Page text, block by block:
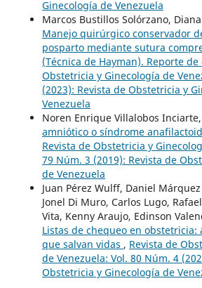
Ginecología de Venezuela
Marcos Bustillos Solórzano,
Manejo quirúrgico conservador
posparto mediante sutura
(Técnica de Hayman). Reporte de
Obstetricia y Ginecología de
(2023): Revista de Obstetricia y
Venezuela
Noren Enrique Villalobos Inciarte,
amniótico o síndrome
Revista de Obstetricia y
79 Núm. 3 (2019): Revista de
de Venezuela
Juan Pérez Wulff, Daniel Márquez
Jonel Di Muro, Carlos Lugo,
Vita, Kenny Araujo, Edinson
Listas de chequeo en obstetricia:
que salvan vidas , Revista de
de Venezuela: Vol. 80 Núm. 4
Obstetricia y Ginecología de